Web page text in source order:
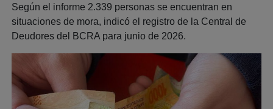
Según el informe 2.339 personas se encuentran en
situaciones de mora, indicó el registro de la Central de
Deudores del BCRA para junio de 2026.